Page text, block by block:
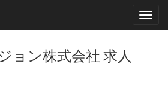
ョン株式会社 求人